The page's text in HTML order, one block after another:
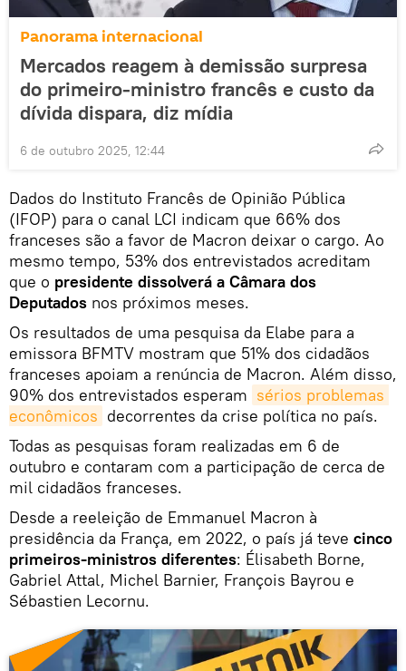
Panorama internacional
Mercados reagem à demissão surpresa
do primeiro-ministro francês e custo da
dívida dispara, diz mídia
6 de outubro 2025, 12:44
Dados do Instituto Francês de Opinião Pública
(IFOP) para o canal LCI indicam que 66% dos
franceses são a favor de Macron deixar o cargo. Ao
mesmo tempo, 53% dos entrevistados acreditam
que o presidente dissolverá a Câmara dos
Deputados nos próximos meses.
Os resultados de uma pesquisa da Elabe para a
emissora BFMTV mostram que 51% dos cidadãos
franceses apoiam a renúncia de Macron. Além disso,
90% dos entrevistados esperam sérios problemas
econômicos decorrentes da crise política no país.
Todas as pesquisas foram realizadas em 6 de
outubro e contaram com a participação de cerca de
mil cidadãos franceses.
Desde a reeleição de Emmanuel Macron à
presidência da França, em 2022, o país já teve cinco
primeiros-ministros diferentes: Élisabeth Borne,
Gabriel Attal, Michel Barnier, François Bayrou e
Sébastien Lecornu.